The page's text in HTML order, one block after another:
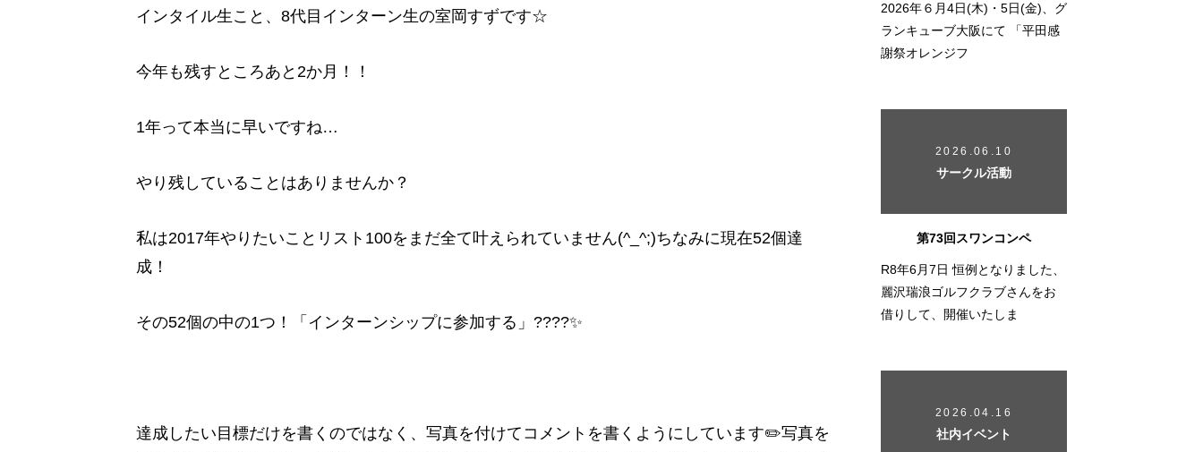
インタイル生こと、8代目インターン生の室岡すずです☆
今年も残すところあと2か月！！
1年って本当に早いですね…
やり残していることはありませんか？
私は2017年やりたいことリスト100をまだ全て叶えられていません(^_^;)ちなみに現在52個達
成！
その52個の中の1つ！「インターンシップに参加する」????✨
達成したい目標だけを書くのではなく、写真を付けてコメントを書くようにしています✏️写真を
2026年６月4日(木)・5日(金)、グ
ランキューブ大阪にて 「平田感
謝祭オレンジフ
2026.06.10
サークル活動
第73回スワンコンペ
R8年6月7日 恒例となりました、
麗沢瑞浪ゴルフクラブさんをお
借りして、開催いたしま
2026.04.16
社内イベント